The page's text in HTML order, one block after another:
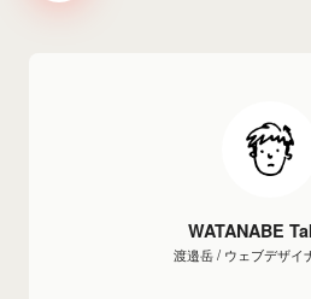
WATANABE
渡邉岳 / ウェブデザイ